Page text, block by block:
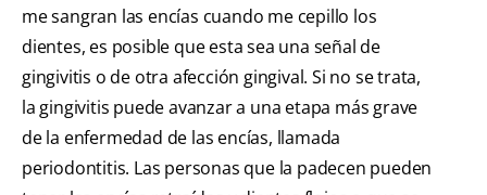
me sangran las encías cuando me cepillo los
dientes, es posible que esta sea una señal de
gingivitis o de otra afección gingival. Si no se trata,
la gingivitis puede avanzar a una etapa más grave
de la enfermedad de las encías, llamada
periodontitis. Las personas que la padecen pueden